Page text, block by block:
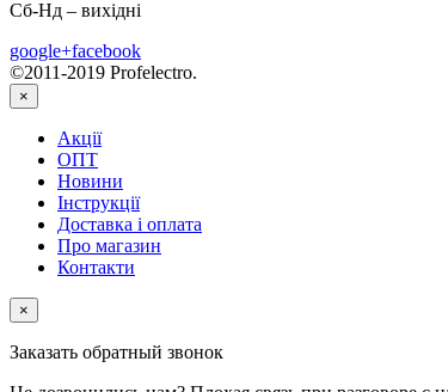
Сб-Нд – вихідні
google+facebook
©2011-2019 Profelectro.
×
Акції
ОПТ
Новини
Інструкції
Доставка і оплата
Про магазин
Контакти
×
Заказать обратный звонок